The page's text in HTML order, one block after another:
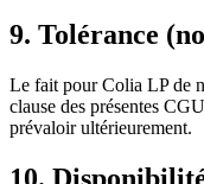
9. Tolérance
Le fait pour Colia LP de
clause des présentes
prévaloir ultérieurement.